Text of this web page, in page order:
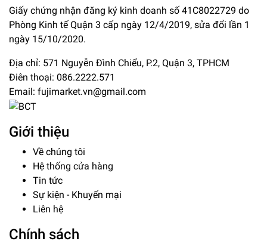
Giấy chứng nhận đăng ký kinh doanh số 41C8022729 do
Phòng Kinh tế Quận 3 cấp ngày 12/4/2019, sửa đổi lần 1
ngày 15/10/2020.
Địa chỉ: 571 Nguyễn Đình Chiểu, P.2, Quận 3, TPHCM
Điên thoại: 086.2222.571
Email: fujimarket.vn@gmail.com
Giới thiệu
Về chúng tôi
Hệ thống cửa hàng
Tin tức
Sự kiện - Khuyến mại
Liên hệ
Chính sách